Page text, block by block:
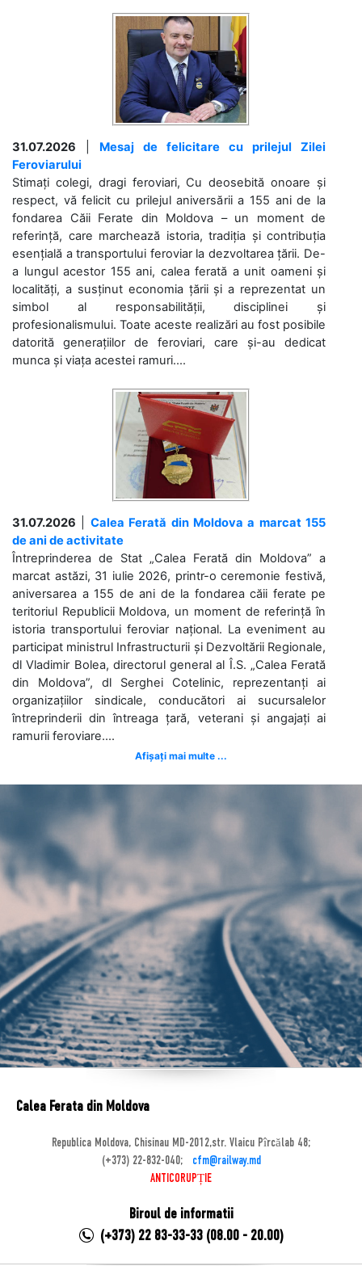
31.07.2026
Mesaj de felicitare cu prilejul Zilei
Feroviarului
Stimați colegi, dragi feroviari, Cu deosebită onoare și
respect, vă felicit cu prilejul aniversării a 155 ani de la
fondarea Căii Ferate din Moldova – un moment de
referință, care marchează istoria, tradiția și contribuția
esențială a transportului feroviar la dezvoltarea țării. De-
a lungul acestor 155 ani, calea ferată a unit oameni și
localități, a susținut economia țării și a reprezentat un
simbol al responsabilității, disciplinei și
profesionalismului. Toate aceste realizări au fost posibile
datorită generațiilor de feroviari, care și-au dedicat
munca și viața acestei ramuri....
31.07.2026
Calea Ferată din Moldova a marcat 155
de ani de activitate
Întreprinderea de Stat „Calea Ferată din Moldova” a
marcat astăzi, 31 iulie 2026, printr-o ceremonie festivă,
aniversarea a 155 de ani de la fondarea căii ferate pe
teritoriul Republicii Moldova, un moment de referință în
istoria transportului feroviar național. La eveniment au
participat ministrul Infrastructurii și Dezvoltării Regionale,
dl Vladimir Bolea, directorul general al Î.S. „Calea Ferată
din Moldova”, dl Serghei Cotelinic, reprezentanți ai
organizațiilor sindicale, conducători ai sucursalelor
întreprinderii din întreaga țară, veterani și angajați ai
ramurii feroviare....
Afișați mai multe ...
Calea Ferata din Moldova
Republica Moldova, Chisinau MD-2012,str. Vlaicu Pîrcălab 48;
(+373) 22-832-040;
cfm@railway.md
ANTICORUPȚIE
Biroul de informatii
(+373) 22 83-33-33 (08.00 - 20.00)